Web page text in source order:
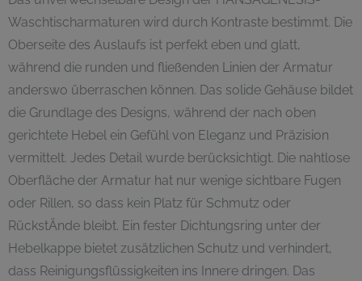
Waschtischarmaturen wird durch Kontraste bestimmt. Die
Oberseite des Auslaufs ist perfekt eben und glatt,
während die runden und fließenden Linien der Armatur
anderswo überraschen können. Das solide Gehäuse bildet
die Grundlage des Designs, während der nach oben
gerichtete Hebel ein Gefühl von Eleganz und Präzision
vermittelt. Jedes Detail wurde berücksichtigt. Die nahtlose
Oberfläche der Armatur hat nur wenige sichtbare Fugen
oder Rillen, so dass kein Platz für Schmutz oder
RückstÄnde bleibt. Ein fester Dichtungsring unter der
Hebelkappe bietet zusätzlichen Schutz und verhindert,
dass Reinigungsflüssigkeiten ins Innere dringen. Das